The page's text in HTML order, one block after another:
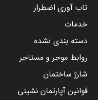
تاب آوری اضطرار
خدمات
دسته بندی نشده
روابط موجر و مستاجر
شارژ ساختمان
قوانین آپارتمان نشینی